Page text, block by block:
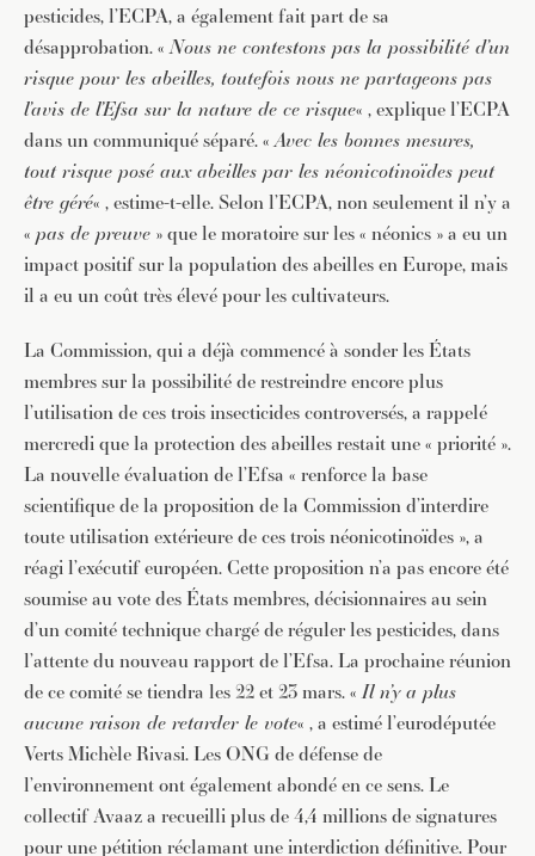
pesticides, l’ECPA, a également fait part de sa
désapprobation. «Nous ne contestons pas la possibilité d’un
risque pour les abeilles, toutefois nous ne partageons pas
l’avis de l’Efsa sur la nature de ce risque« , explique l’ECPA
dans un communiqué séparé. «Avec les bonnes mesures,
tout risque posé aux abeilles par les néonicotinoïdes peut
être géré« , estime-t-elle. Selon l’ECPA, non seulement il n’y a
« pas de preuve » que le moratoire sur les « néonics » a eu un
impact positif sur la population des abeilles en Europe, mais
il a eu un coût très élevé pour les cultivateurs.
La Commission, qui a déjà commencé à sonder les États
membres sur la possibilité de restreindre encore plus
l’utilisation de ces trois insecticides controversés, a rappelé
mercredi que la protection des abeilles restait une « priorité ».
La nouvelle évaluation de l’Efsa « renforce la base
scientifique de la proposition de la Commission d’interdire
toute utilisation extérieure de ces trois néonicotinoïdes », a
réagi l’exécutif européen. Cette proposition n’a pas encore été
soumise au vote des États membres, décisionnaires au sein
d’un comité technique chargé de réguler les pesticides, dans
l’attente du nouveau rapport de l’Efsa. La prochaine réunion
de ce comité se tiendra les 22 et 23 mars. «Il n’y a plus
aucune raison de retarder le vote« , a estimé l’eurodéputée
Verts Michèle Rivasi. Les ONG de défense de
l’environnement ont également abondé en ce sens. Le
collectif Avaaz a recueilli plus de 4,4 millions de signatures
pour une pétition réclamant une interdiction définitive. Pour